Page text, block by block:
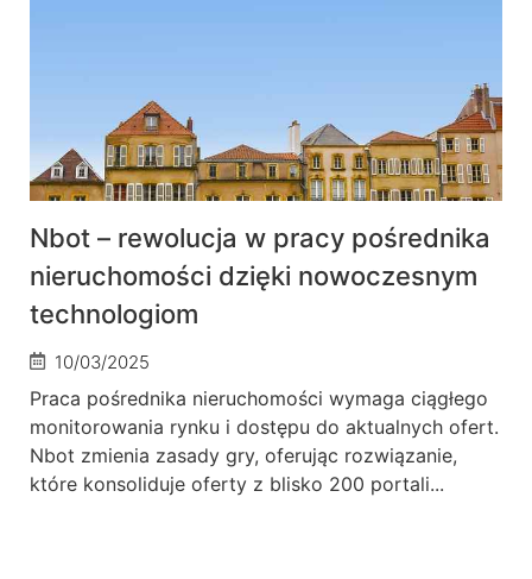
Nbot – rewolucja w pracy pośrednika
nieruchomości dzięki nowoczesnym
technologiom
10/03/2025
Praca pośrednika nieruchomości wymaga ciągłego
monitorowania rynku i dostępu do aktualnych ofert.
Nbot zmienia zasady gry, oferując rozwiązanie,
które konsoliduje oferty z blisko 200 portali...